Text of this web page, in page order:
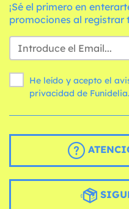
¡Sé el primero en
promociones al registrar
He leído y acepto el
privacidad de Funidelia.